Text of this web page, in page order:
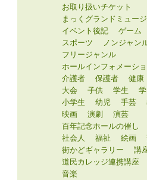
お取り扱いチケット
まっくグランドミュー
イベント後記
ゲーム
スポーツ
ノンジャン
フリージャンル
ホールインフォメーシ
介護者
保護者 健康
大会
子供 学生
小学生
幼児 手芸
映画
演劇
演芸
百年記念ホールの催し
社会人
福祉 絵画
街かどギャラリー
講
道民カレッジ連携講座
音楽